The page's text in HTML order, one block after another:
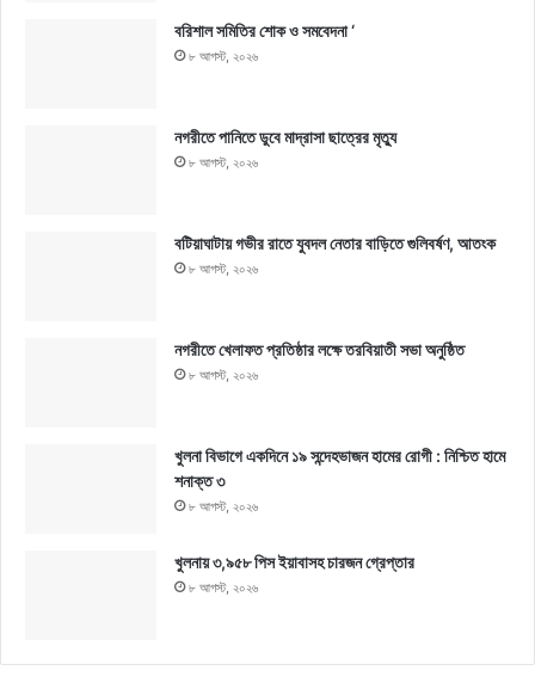
বরিশাল সমিতির শোক ও সমবেদনা ‘
৮ আগস্ট, ২০২৬
নগরীতে পানিতে ডুবে মাদ্রাসা ছাত্রের মৃত্যু
৮ আগস্ট, ২০২৬
বটিয়াঘাটায় গভীর রাতে যুবদল নেতার বাড়িতে গুলিবর্ষণ, আতংক
৮ আগস্ট, ২০২৬
নগরীতে খেলাফত প্রতিষ্ঠার লক্ষে তরবিয়াতী সভা অনুষ্ঠিত
৮ আগস্ট, ২০২৬
খুলনা বিভাগে একদিনে ১৯ সন্দেহভাজন হামের রোগী : নিশ্চিত হামে
শনাক্ত ৩
৮ আগস্ট, ২০২৬
খুলনায় ৩,৯৫৮ পিস ইয়াবাসহ চারজন গ্রেপ্তার
৮ আগস্ট, ২০২৬